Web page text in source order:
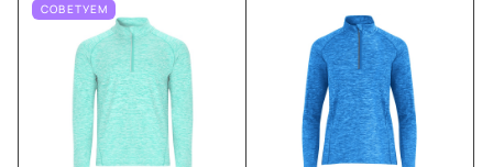
СОВЕТУЕМ